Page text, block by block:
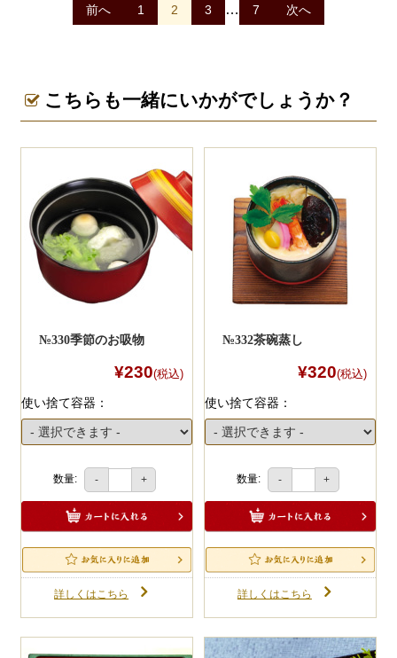
ゲ
シ
ン
前へ 1 2 3 … 7 次へ
こちらも一緒にいかがでしょうか？
№330季節のお吸物
¥230(税込)
使い捨て容器：
数量: - +
詳しくはこちら
№332茶碗蒸し
¥320(税込)
使い捨て容器：
数量: - +
詳しくはこちら